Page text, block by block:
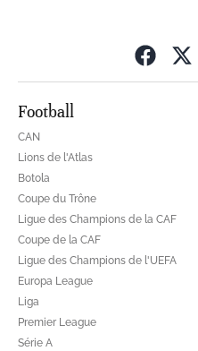
Football
CAN
Lions de l'Atlas
Botola
Coupe du Trône
Ligue des Champions de la CAF
Coupe de la CAF
Ligue des Champions de l'UEFA
Europa League
Liga
Premier League
Série A